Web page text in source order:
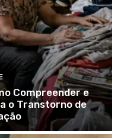
Compreender e
o Transtorno de